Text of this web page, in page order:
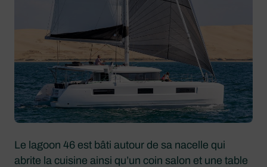
Le lagoon 46 est bâti autour de sa nacelle qui
abrite la cuisine ainsi qu’un coin salon et une table